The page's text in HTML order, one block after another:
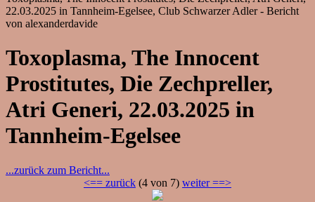
22.03.2025 in Tannheim-Egelsee, Club Schwarzer Adler - Bericht
von alexanderdavide
Toxoplasma, The Innocent
Prostitutes, Die Zechpreller,
Atri Generi, 22.03.2025 in
Tannheim-Egelsee
...zurück zum Bericht...
<== zurück (4 von 7) weiter ==>